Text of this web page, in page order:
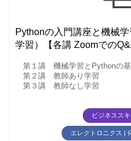
Pythonの入門講座と機械
学習）【各講 Zoomでの
第１講 機械学習とPythonの
第２講 教師あり学習
第３講 教師なし学習
ビジネスス
エレクトロニクス |